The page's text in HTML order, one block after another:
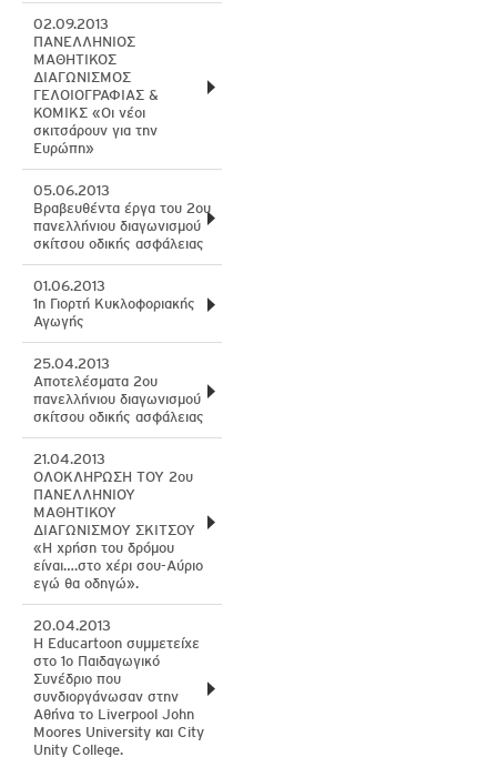
02.09.2013
ΠΑΝΕΛΛΗΝΙΟΣ
ΜΑΘΗΤΙΚΟΣ
ΔΙΑΓΩΝΙΣΜΟΣ
ΓΕΛΟΙΟΓΡΑΦΙΑΣ &
ΚΟΜΙΚΣ «Οι νέοι
σκιτσάρουν για την
Ευρώπη»
05.06.2013
Βραβευθέντα έργα του 2ου
πανελλήνιου διαγωνισμού
σκίτσου οδικής ασφάλειας
01.06.2013
1η Γιορτή Κυκλοφοριακής
Αγωγής
25.04.2013
Αποτελέσματα 2ου
πανελλήνιου διαγωνισμού
σκίτσου οδικής ασφάλειας
21.04.2013
ΟΛΟΚΛΗΡΩΣΗ ΤΟΥ 2ου
ΠΑΝΕΛΛΗΝΙΟΥ
ΜΑΘΗΤΙΚΟΥ
ΔΙΑΓΩΝΙΣΜΟΥ ΣΚΙΤΣΟΥ
«Η χρήση του δρόμου
είναι….στο χέρι σου-Αύριο
εγώ θα οδηγώ».
20.04.2013
H Educartoon συμμετείχε
στο 1ο Παιδαγωγικό
Συνέδριο που
συνδιοργάνωσαν στην
Αθήνα το Liverpool John
Moores University και City
Unity College.